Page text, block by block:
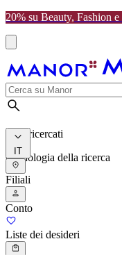
20% su Beauty, Fashion
I più ricercati
Cronologia della ricerca
IT
Filiali
Conto
Liste dei desideri